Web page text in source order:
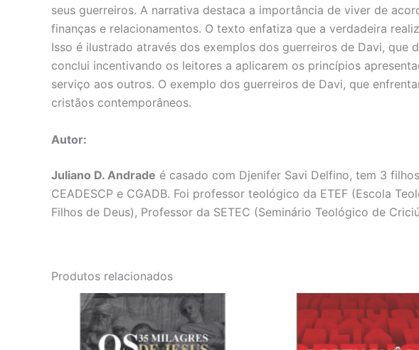
seus guerreiros. A narrativa destaca a importância de viver de
finanças e relacionamentos. O texto enfatiza que a verdadeira
Isso é ilustrado através dos exemplos dos guerreiros de Davi,
conclui incentivando os leitores a aplicarem os princípios
serviço aos outros. O exemplo dos guerreiros de Davi, que
cristãos contemporâneos.
Autor:
Juliano D. Andrade é casado com Djenifer Savi Delfino, tem 3
CEADESCP e CGADB. Foi professor teológico da ETEF (Escola
Filhos de Deus), Professor da SETEC (Seminário Teológico de
Produtos relacionados